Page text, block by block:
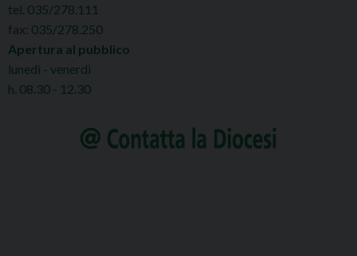
tel. 035/278.111
fax: 035/278.250
Apertura al pubblico
lunedì - venerdì
h. 08.30 - 12.30